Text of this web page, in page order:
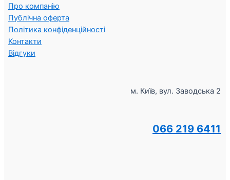
Про компанію
Публічна оферта
Політика конфіденційності
Контакти
Відгуки
м. Київ, вул. Заводська 2
066 219 6411